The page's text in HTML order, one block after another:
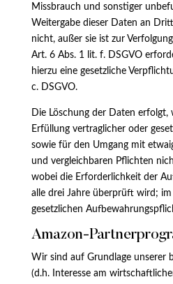
Missbrauch und sonstiger
Weitergabe dieser Daten an
nicht, außer sie ist zur
Art. 6 Abs. 1 lit. f. DSGVO
hierzu eine gesetzliche
c. DSGVO.
Die Löschung der Daten erfolgt,
Erfüllung vertraglicher oder
sowie für den Umgang mit
und vergleichbaren Pflichten
wobei die Erforderlichkeit der
alle drei Jahre überprüft wird;
gesetzlichen
Amazon-
Wir sind auf Grundlage unserer
(d.h. Interesse am